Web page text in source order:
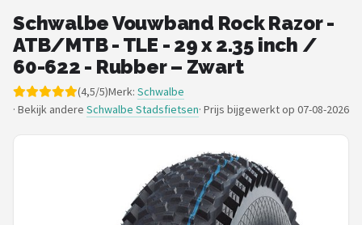
Merken
Blog
Fietsroutes
Kinderfietsen
Elektrische fietsen
Schwalbe Vouwband Rock Razor -
ATB/MTB - TLE - 29 x 2.35 inch /
60-622 - Rubber – Zwart
(4,5/5)Merk: Schwalbe
· Bekijk andere Schwalbe Stadsfietsen· Prijs bijgewerkt op 07-08-2026